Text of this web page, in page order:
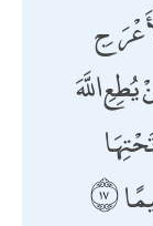
اللَّهَ